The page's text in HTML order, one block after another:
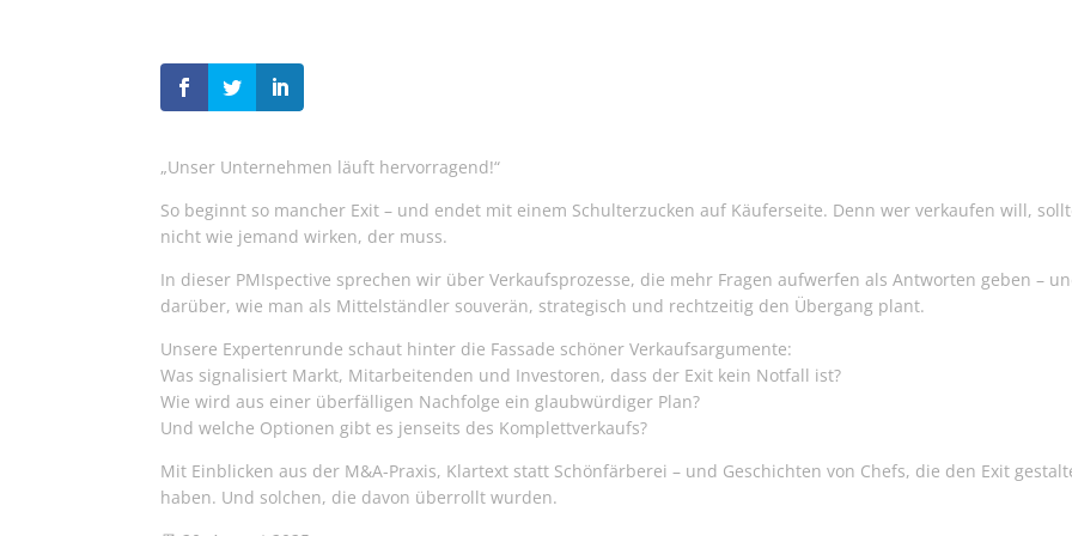
„Unser Unternehmen läuft hervorragend!“
So beginnt so mancher Exit – und endet mit einem Schulterzucken auf Käuferseite. Denn wer verkaufen will,
nicht wie jemand wirken, der muss.
In dieser PMIspective sprechen wir über Verkaufsprozesse, die mehr Fragen aufwerfen als Antworten geben –
darüber, wie man als Mittelständler souverän, strategisch und rechtzeitig den Übergang plant.
Unsere Expertenrunde schaut hinter die Fassade schöner Verkaufsargumente:
Was signalisiert Markt, Mitarbeitenden und Investoren, dass der Exit kein Notfall ist?
Wie wird aus einer überfälligen Nachfolge ein glaubwürdiger Plan?
Und welche Optionen gibt es jenseits des Komplettverkaufs?
Mit Einblicken aus der M&A-Praxis, Klartext statt Schönfärberei – und Geschichten von Chefs, die den Exit
haben. Und solchen, die davon überrollt wurden.